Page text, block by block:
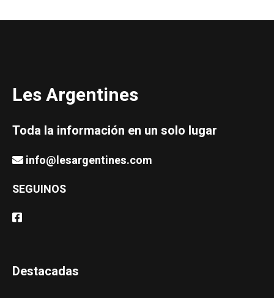
Les Argentines
Toda la información en un solo lugar
info@lesargentines.com
SEGUINOS
Destacadas